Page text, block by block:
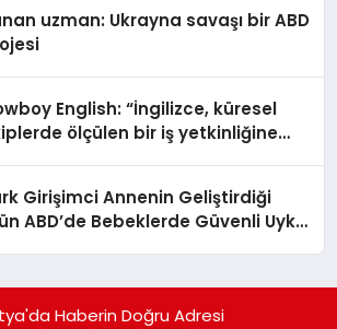
uzman: Ukrayna savaşı bir ABD
English: “İngilizce, küresel
ölçülen bir iş yetkinliğine
Girişimci Annenin Geliştirdiği
ABD’de Bebeklerde Güvenli Uyku
Haberin Doğru Adresi